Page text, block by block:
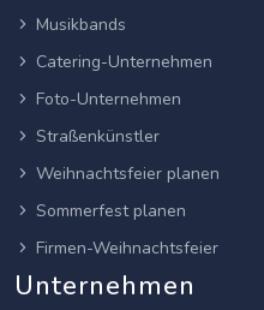
Musikbands
Catering-Unternehmen
Foto-Unternehmen
Straßenkünstler
Weihnachtsfeier planen
Sommerfest planen
Firmen-Weihnachtsfeier
Unternehmen